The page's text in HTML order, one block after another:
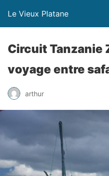
Le Vieux Platane
Circuit Tanzanie
voyage entre
arthur